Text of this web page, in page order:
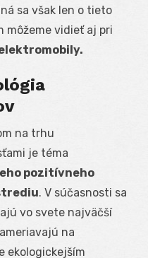
sa však len o tieto
môžeme vidieť aj pri
na trhu
je téma
pozitívneho
. V súčasnosti sa
vo svete najväčší
na
ekologickejším